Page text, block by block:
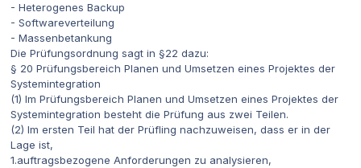
- Heterogenes Backup
- Softwareverteilung
- Massenbetankung
Die Prüfungsordnung sagt in §22 dazu:
§ 20 Prüfungsbereich Planen und Umsetzen eines Projektes der
Systemintegration
(1) Im Prüfungsbereich Planen und Umsetzen eines Projektes der
Systemintegration besteht die Prüfung aus zwei Teilen.
(2) Im ersten Teil hat der Prüfling nachzuweisen, dass er in der
Lage ist,
1.auftragsbezogene Anforderungen zu analysieren,